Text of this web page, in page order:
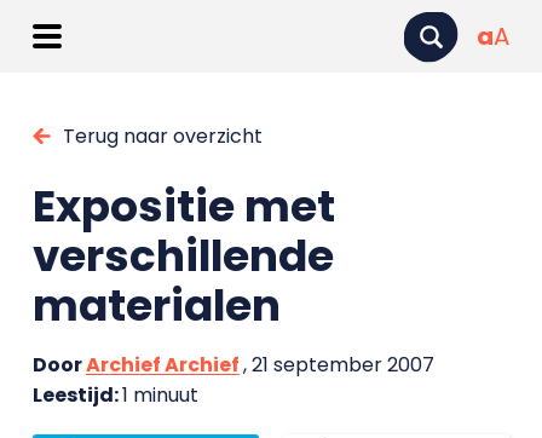
aA
Terug naar overzicht
Expositie met
verschillende
materialen
DoorArchief Archief, 21 september 2007
Leestijd:1 minuut